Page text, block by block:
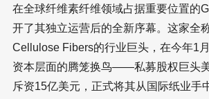
在全球纤维素纤维领域占据重要位置的
开了其独立运营后的全新序幕。这家全
Cellulose Fibers的行业巨头，在今年1
资本层面的腾笼换鸟——私募股权巨头
斥资15亿美元，正式将其从国际纸业手